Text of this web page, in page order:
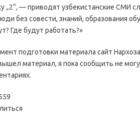
„2“, — приводят узбекистанские СМИ
без совести, знаний, образования
Где будут работать?»
подготовки материала сайт
материал, я пока сообщить не